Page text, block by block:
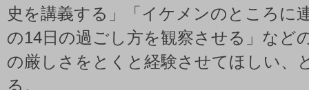
史を講義する」「イケメンのところに
の14日の過ごし方を観察させる」など
の厳しさをとくと経験させてほしい、
る。